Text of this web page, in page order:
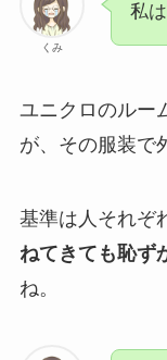
くみ
私
ユニクロのルー
が、その服装で
基準は人それぞ
ねてきても恥ず
ね。